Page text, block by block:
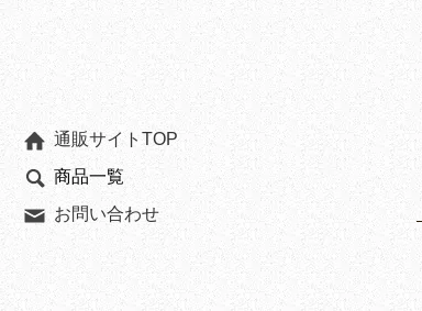
通販サイトTOP
商品一覧
お問い合わせ